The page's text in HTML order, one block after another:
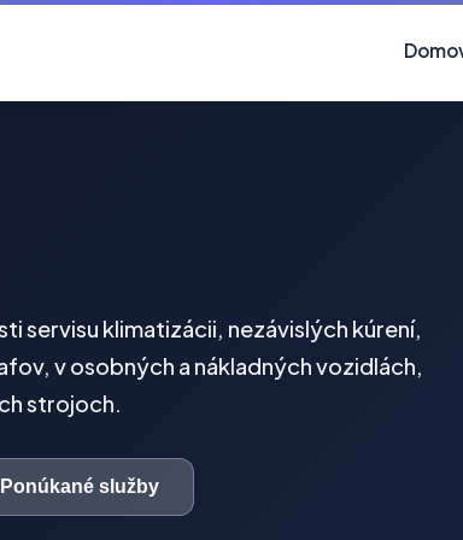
servisu klimatizácii, nezávislých kúrení,
v osobných a nákladných vozidlách,
strojoch.
Ponúkané služby